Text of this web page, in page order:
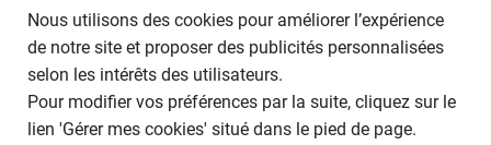
Nous utilisons des cookies pour améliorer l’expérience
de notre site et proposer des publicités personnalisées
selon les intérêts des utilisateurs.
Pour modifier vos préférences par la suite, cliquez sur le
lien 'Gérer mes cookies' situé dans le pied de page.